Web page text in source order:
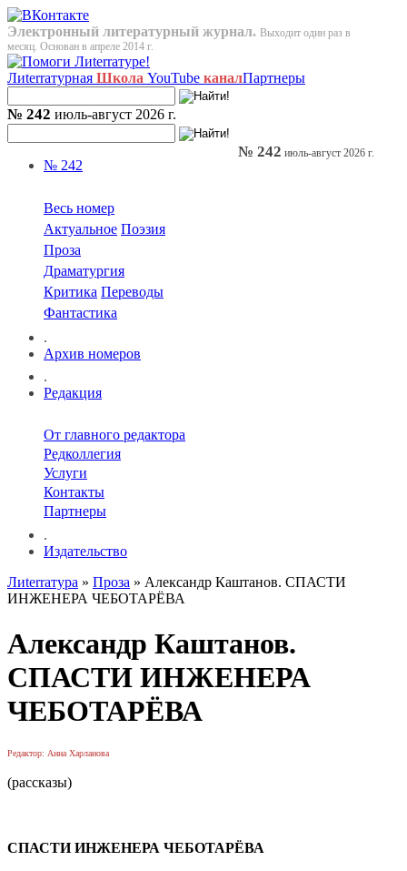
Электронный литературный журнал. Выходит один раз в
месяц. Основан в апреле 2014 г.
Лиterraтурная Школа YouTube каналПартнеры
№ 242 июль-август 2026 г.
№ 242
Весь номер
Актуальное Поэзия
Проза
Драматургия
Критика Переводы
Фантастика
.
Архив номеров
.
Редакция
От главного редактора
Редколлегия
Услуги
Контакты
Партнеры
.
Издательство
№ 242 июль-август 2026 г.
Лиterraтура » Проза » Александр Каштанов. СПАСТИ
ИНЖЕНЕРА ЧЕБОТАРЁВА
Александр Каштанов.
СПАСТИ ИНЖЕНЕРА
ЧЕБОТАРЁВА
Редактор: Анна Харланова
(рассказы)
СПАСТИ ИНЖЕНЕРА ЧЕБОТАРЁВА